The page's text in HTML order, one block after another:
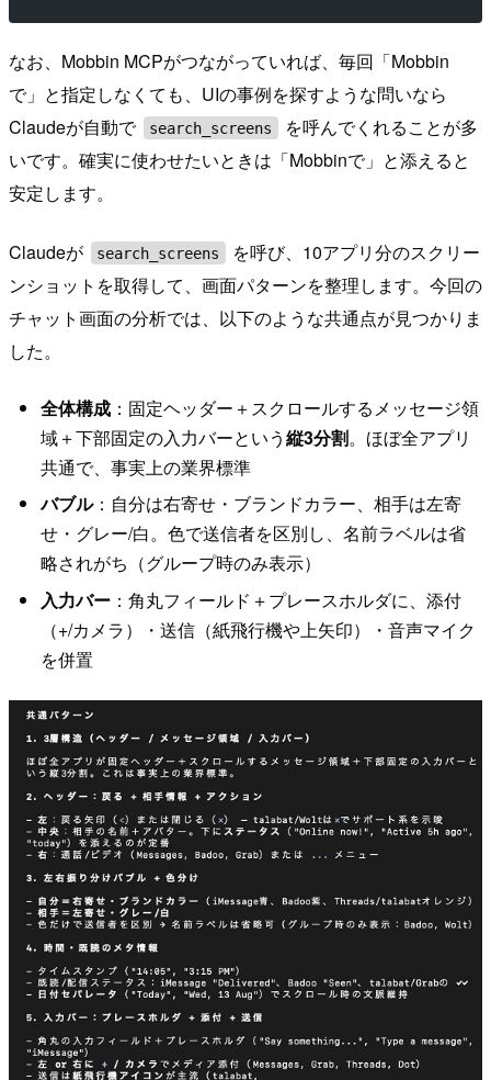
なお、Mobbin MCPがつながっていれば、毎回「Mobbin
で」と指定しなくても、UIの事例を探すような問いなら
Claudeが自動で
search_screens
を呼んでくれることが多
いです。確実に使わせたいときは「Mobbinで」と添えると
安定します。
Claudeが search_screens
を呼び、10アプリ分のスクリー
ンショットを取得して、画面パターンを整理します。今回の
チャット画面の分析では、以下のような共通点が見つかりま
した。
全体構成：固定ヘッダー＋スクロールするメッセージ領
域＋下部固定の入力バーという縦3分割。ほぼ全アプリ
共通で、事実上の業界標準
バブル：自分は右寄せ・ブランドカラー、相手は左寄
せ・グレー/白。色で送信者を区別し、名前ラベルは省
略されがち（グループ時のみ表示）
入力バー：角丸フィールド＋プレースホルダに、添付
（+/カメラ）・送信（紙飛行機や上矢印）・音声マイク
を併置